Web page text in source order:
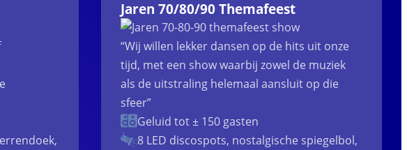
Jaren 70/80/90 Themafeest
“Wij willen lekker dansen op de hits uit onze
tijd, met een show waarbij zowel de muziek
als de uitstraling helemaal aansluit op die
sfeer”
Geluid tot ± 150 gasten
8 LED discospots, nostalgische spiegelbol,